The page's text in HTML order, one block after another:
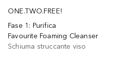
ONE.TWO.FREE!
Fase 1: Purifica
Favourite Foaming Cleanser
Schiuma struccante viso